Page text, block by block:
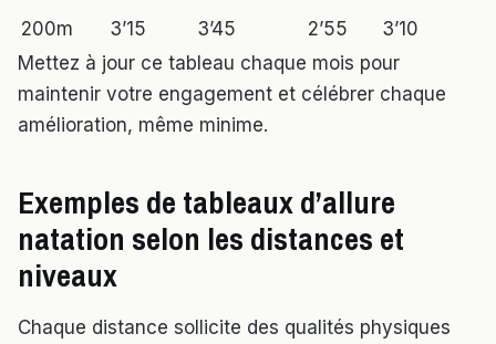
200m
3’15 3’45 2’55
3’10
Mettez à jour ce tableau chaque mois pour
maintenir votre engagement et célébrer chaque
amélioration, même minime.
Exemples de tableaux d’allure
natation selon les distances et
niveaux
Chaque distance sollicite des qualités physiques